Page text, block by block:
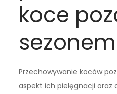
koce
Przechowywanie koców
aspekt ich pielęgnacji oraz